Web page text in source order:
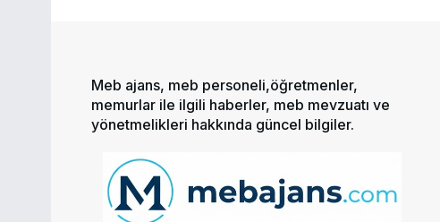
Meb ajans, meb personeli,öğretmenler,
memurlar ile ilgili haberler, meb mevzuatı ve
yönetmelikleri hakkında güncel bilgiler.